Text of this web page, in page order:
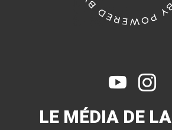
 
LE MÉDIA DE LA